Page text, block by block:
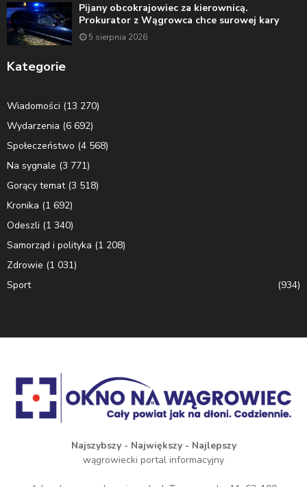
Pijany obcokrajowiec za kierownicą.
Prokurator z Wągrowca chce surowej kary
5 sierpnia 2026
Kategorie
Wiadomości (13 270)
Wydarzenia (6 692)
Społeczeństwo (4 568)
Na sygnale (3 771)
Gorący temat(3 518)
Kronika (1 692)
Odeszli (1 340)
Samorząd i polityka (1 208)
Zdrowie (1 031)
Sport
(934)
Najszybszy - Największy - Najlepszy
wągrowiecki portal informacyjny